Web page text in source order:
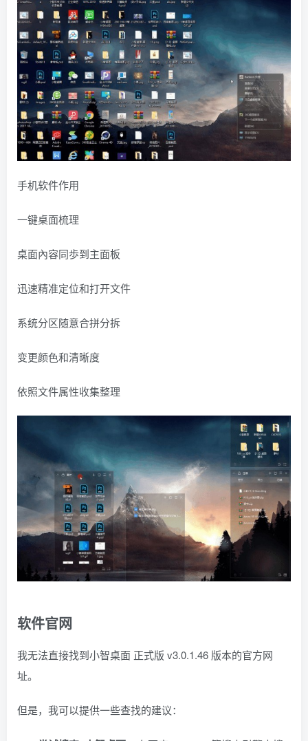
手机软件作用
一键桌面梳理
桌面內容同歩到主面板
迅速精准定位和打开文件
系统分区随意合拼分拆
变更颜色和清晰度
依照文件属性收集整理
软件官网
我无法直接找到小智桌面 正式版 v3.0.1.46 版本的官方网
址。
但是，我可以提供一些查找的建议：